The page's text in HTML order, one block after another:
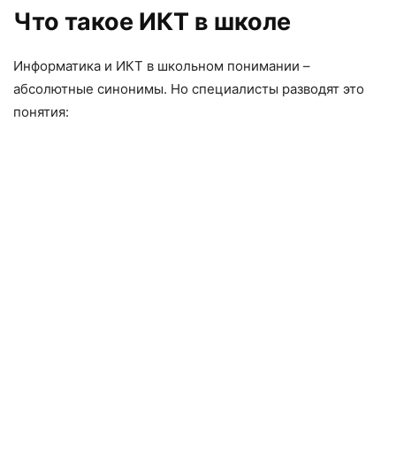
Что такое ИКТ в школе
Информатика и ИКТ в школьном понимании –
абсолютные синонимы. Но специалисты разводят это
понятия: